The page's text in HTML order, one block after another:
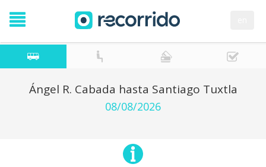
Ángel R. Cabada hasta Santiago Tuxtla
08/08/2026